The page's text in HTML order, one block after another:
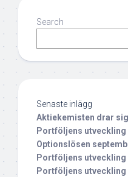
Search
Senaste inlägg
Aktiekemisten drar
Portföljens utveckling
Optionslösen
Portföljens utveckling
Portföljens utveckling